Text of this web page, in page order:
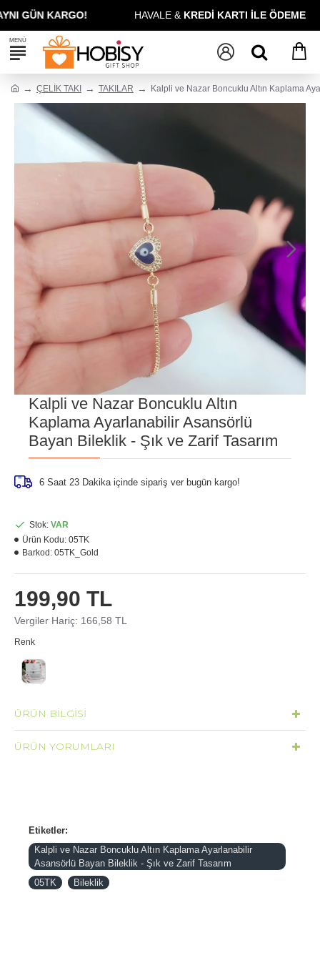
GARANTİSİ! KREDİ KARTINAPEŞİN 12 TAKSİT
ÇELİK TAKI TAKILAR Kalpli ve Nazar Boncuklu Altın Kaplama
Kalpli ve Nazar Boncuklu Altın
Kaplama Ayarlanabilir Asansörlü
Bayan Bileklik - Şık ve Zarif Tasarım
6 Saat 23 Dakika içinde sipariş ver bugün kargo!
199,90 TL
Vergiler Hariç: 166,58 TL
Stok: VAR
Ürün Kodu: 05TK
Barkod: 05TK_Gold
Renk
ÜRÜN BILGISI
ÜRÜN YORUMLARI
Etiketler:
Kalpli ve Nazar Boncuklu Altın Kaplama Ayarlanabilir
Asansörlü Bayan Bileklik - Şık ve Zarif Tasarım
05TK
Bileklik